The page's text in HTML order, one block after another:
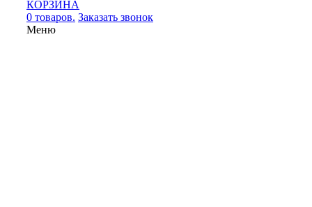
КОРЗИНА
0 товаров. Заказать звонок
Меню